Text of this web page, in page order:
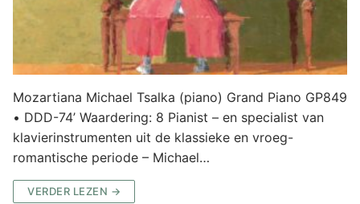
Mozartiana Michael Tsalka (piano) Grand Piano GP849
• DDD-74’ Waardering: 8 Pianist – en specialist van
klavierinstrumenten uit de klassieke en vroeg-
romantische periode – Michael…
VERDER LEZEN →